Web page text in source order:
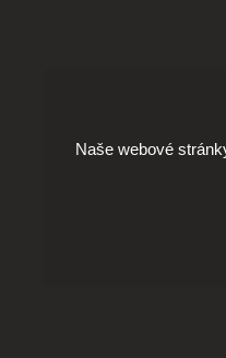
Naše webové